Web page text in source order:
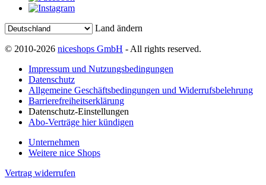
Land ändern
© 2010-2026 niceshops GmbH - All rights reserved.
Impressum und Nutzungsbedingungen
Datenschutz
Allgemeine Geschäftsbedingungen und Widerrufsbelehrung
Barrierefreiheitserklärung
Datenschutz-Einstellungen
Abo-Verträge hier kündigen
Unternehmen
Weitere nice Shops
Vertrag widerrufen